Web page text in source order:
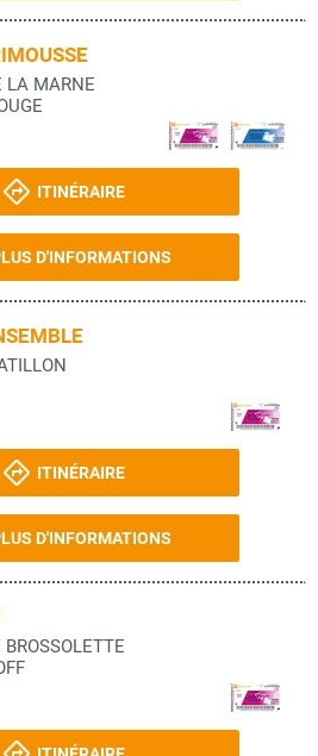
LA MARNE
ITINÉRAIRE
D'INFORMATIONS
ITINÉRAIRE
D'INFORMATIONS